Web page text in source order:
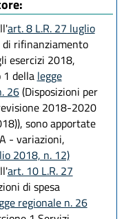
art. 8 L.R. 27 luglio
rifinanziamento
esercizi 2018,
della legge
26(Disposizioni per
2018-2020
sono apportate
- variazioni,
2018, n. 12)
art. 10 L.R. 27
di spesa
regionale n. 26